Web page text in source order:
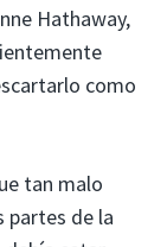
Hathaway,
como
tan malo
partes de la